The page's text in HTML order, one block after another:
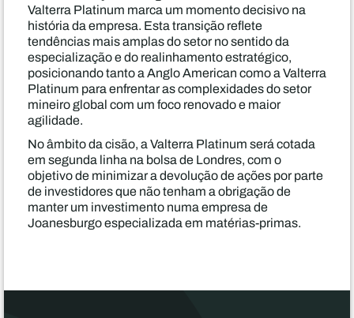
Valterra Platinum marca um momento decisivo na
história da empresa. Esta transição reflete
tendências mais amplas do setor no sentido da
especialização e do realinhamento estratégico,
posicionando tanto a Anglo American como a Valterra
Platinum para enfrentar as complexidades do setor
mineiro global com um foco renovado e maior
agilidade.
No âmbito da cisão, a Valterra Platinum será cotada
em segunda linha na bolsa de Londres, com o
objetivo de minimizar a devolução de ações por parte
de investidores que não tenham a obrigação de
manter um investimento numa empresa de
Joanesburgo especializada em matérias-primas.